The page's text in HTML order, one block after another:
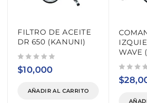
FILTRO DE ACEITE
DR 650 (KANUNI)
$10,000
AÑADIR AL CARRITO
WAVE
$